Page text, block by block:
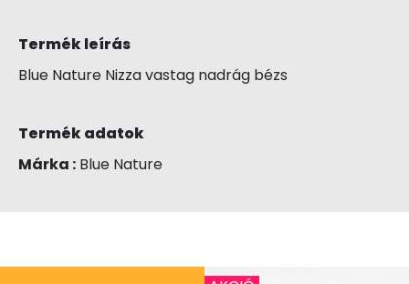
Termék leírás
Blue Nature Nizza vastag nadrág bézs
Termék adatok
Márka : Blue Nature